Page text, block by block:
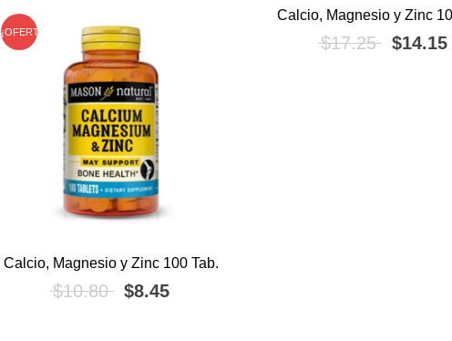
¡OFERTA!
Calcio, Magnesio y Zinc 100 Tab.
$10.80 El precio original era: $10.80.
$8.45
Calcio, Magnesio y Zinc
$17.25 El
$14.15